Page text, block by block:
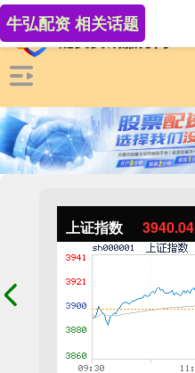
上证指数 3940.04
牛弘配资 相关话题